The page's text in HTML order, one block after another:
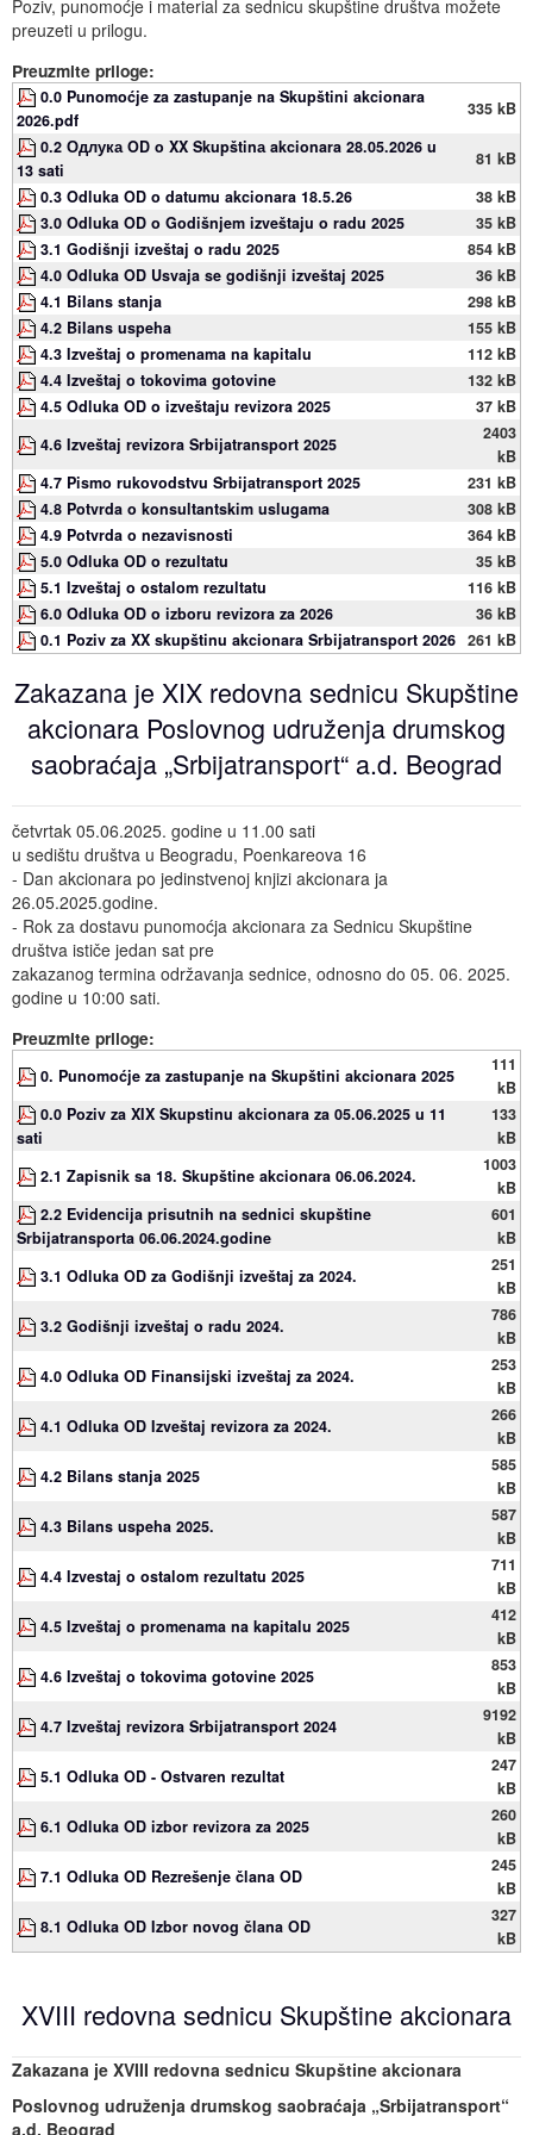
Fotografije
Video materijal
Događaji
Skupština udruženja
Siva ekonomija
Najnovije vesti
Savetnici
Marketing
Zastupanje i posredovanje
Fakultet tehničkih nauka Novi Sad
Skupovi i konferencije
Poziv, punomoćje i material za sednicu skupštine društva možete
preuzeti u prilogu.
Preuzmite priloge:
0.0 Punomoćje za zastupanje na Skupštini akcionara
2026.pdf
335 kB
0.2 Одлука OD o XX Skupštinа akcionara 28.05.2026 u
13 sati
81 kB
0.3 Odluka OD o datumu akcionara 18.5.26
38 kB
3.0 Odluka OD o Godišnjem izveštaju o radu 2025
35 kB
3.1 Godišnji izveštaj o radu 2025
854 kB
4.0 Odluka OD Usvaja se godišnji izveštaj 2025
36 kB
4.1 Bilans stanja
298 kB
4.2 Bilans uspeha
155 kB
4.3 Izveštaj o promenama na kapitalu
112 kB
4.4 Izveštaj o tokovima gotovine
132 kB
4.5 Odluka OD o izveštaju revizora 2025
37 kB
4.6 Izveštaj revizora Srbijatransport 2025
2403
kB
4.7 Pismo rukovodstvu Srbijatransport 2025
231 kB
4.8 Potvrda o konsultantskim uslugama
308 kB
4.9 Potvrda o nezavisnosti
364 kB
5.0 Odluka OD o rezultatu
35 kB
5.1 Izveštaj o ostalom rezultatu
116 kB
6.0 Odluka OD o izboru revizora za 2026
36 kB
0.1 Poziv za XX skupštinu akcionara Srbijatransport 2026 261 kB
Zakazana je XIX redovna sednicu Skupštine
akcionara Poslovnog udruženja drumskog
saobraćaja „Srbijatransport“ a.d. Beograd
četvrtak 05.06.2025. godine u 11.00 sati
u sedištu društva u Beogradu, Poenkareova 16
- Dan akcionara po jedinstvenoj knjizi akcionara ja
26.05.2025.godine.
- Rok za dostavu punomoćja akcionara za Sednicu Skupštine
društva ističe jedan sat pre
zakazanog termina održavanja sednice, odnosno do 05. 06. 2025.
godine u 10:00 sati.
Preuzmite priloge:
0. Punomoćje za zastupanje na Skupštini akcionara 2025
111
kB
0.0 Poziv za XIX Skupstinu akcionara za 05.06.2025 u 11
sati
133
kB
2.1 Zapisnik sa 18. Skupštine akcionara 06.06.2024.
1003
kB
2.2 Evidencija prisutnih na sednici skupštine
Srbijatransporta 06.06.2024.godine
601
kB
3.1 Odluka OD za Godišnji izveštaj za 2024.
251
kB
3.2 Godišnji izveštaj o radu 2024.
786
kB
4.0 Odluka OD Finansijski izveštaj za 2024.
253
kB
4.1 Odluka OD Izveštaj revizora za 2024.
266
kB
4.2 Bilans stanja 2025
585
kB
4.3 Bilans uspeha 2025.
587
kB
4.4 Izvestaj o ostalom rezultatu 2025
711
kB
4.5 Izveštaj o promenama na kapitalu 2025
412
kB
4.6 Izveštaj o tokovima gotovine 2025
853
kB
4.7 Izveštaj revizora Srbijatransport 2024
9192
kB
5.1 Odluka OD - Ostvaren rezultat
247
kB
6.1 Odluka OD izbor revizora za 2025
260
kB
7.1 Odluka OD Rezrešenje člana OD
245
kB
8.1 Odluka OD Izbor novog člana OD
327
kB
XVIII redovna sednicu Skupštine akcionara
Zakazana je XVIII redovna sednicu Skupštine akcionara
Poslovnog udruženja drumskog saobraćaja „Srbijatransport“
a.d. Beograd